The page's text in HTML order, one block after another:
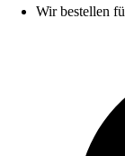
Wir bestellen